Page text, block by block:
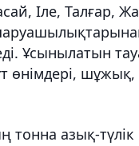
Іле, Талғар,
Ұсынылатын
өнімдері,
азық-түлік